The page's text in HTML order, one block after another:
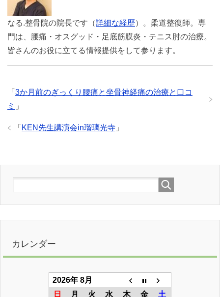
なる.整骨院の院長です（詳細な経歴）。柔道整復師。専
門は、腰痛・オスグッド・足底筋膜炎・テニス肘の治療。
皆さんのお役に立てる情報提供をして参ります。
「 3か月前のぎっくり腰痛と坐骨神経痛の治療と口コ
ミ
」
「 KEN先生講演会in瑠璃光寺 」
カレンダー
2026年 8月
日
月 火 水 木 金
土